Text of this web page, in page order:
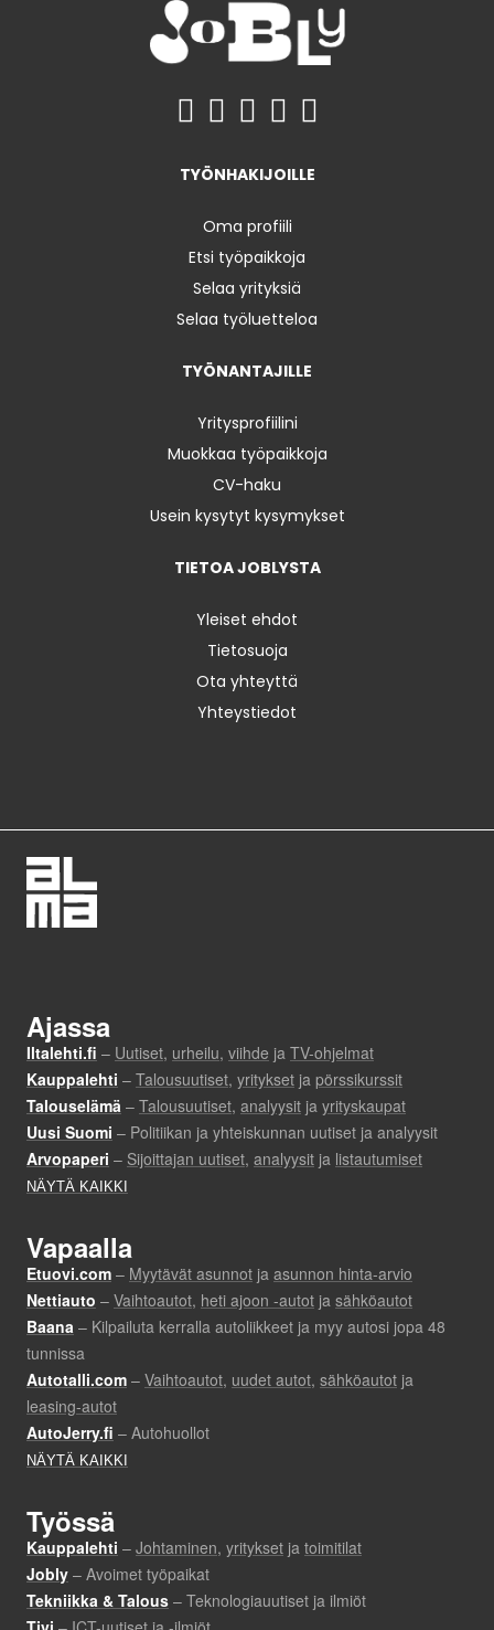
TYÖNHAKIJOILLE
Oma profiili
Etsi työpaikkoja
Selaa yrityksiä
Selaa työluetteloa
TYÖNANTAJILLE
Yritysprofiilini
Muokkaa työpaikkoja
CV-haku
Usein kysytyt kysymykset
TIETOA JOBLYSTA
Yleiset ehdot
Tietosuoja
Ota yhteyttä
Yhteystiedot